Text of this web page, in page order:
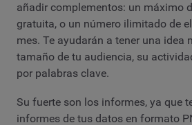
añadir complementos: un máximo
gratuita, o un número ilimitado de
mes. Te ayudarán a tener una idea
tamaño de tu audiencia, su
por palabras clave.
Su fuerte son los informes, ya que
informes de tus datos en formato